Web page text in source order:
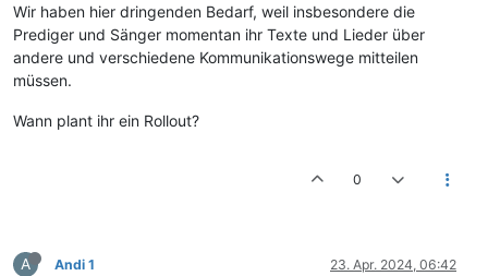
Wir haben hier dringenden Bedarf, weil insbesondere die
Prediger und Sänger momentan ihr Texte und Lieder über
andere und verschiedene Kommunikationswege mitteilen
müssen.
Wann plant ihr ein Rollout?
0
A Andi 1 23. Apr. 2024, 06:42